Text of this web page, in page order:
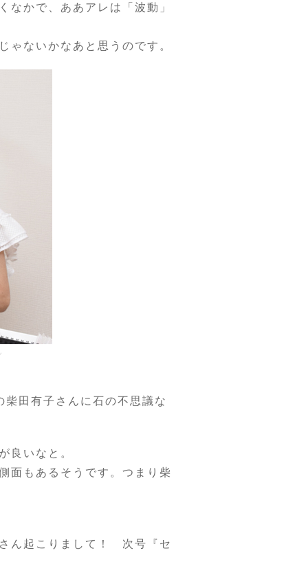
なかで、ああアレは「波動」
ゃないかなあと思うのです。
田有子さんに石の不思議な
良いなと。
面もあるそうです。つまり柴
ん起こりまして！ 次号『セ